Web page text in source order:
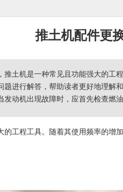
推土机配件更
推土机是一种常见且功能强大的工
题进行解答，帮助读者更好地理解
发动机出现故障时，应首先检查燃
工程工具。随着其使用频率的